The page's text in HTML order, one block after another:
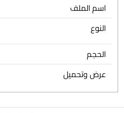
اسم الملف
النوع
الحجم
عرض وتحميل